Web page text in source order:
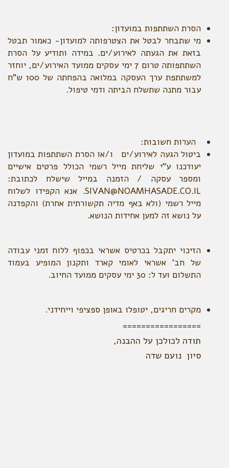
הסרת השתתפות במועדון:
מי שתבחר לבטל את הצטרפותה למועדון- כאמור תבטל
בזאת את הגעתה לאירוע/ים. במידה ותודיע על הסרת
השתתפותה טרום 7 ימי עסקים ממועד האירוע/ים, יוחזר
למשתתפת ערך העסקה במלואה בהפחתה של 100 ש"ח
עבור מתנה שתשלח הביתה ודמי טיפול.
הערות חשובות:
ביטול הגעה לאירוע/ים ו/או הסרת השתתפות במועדון
יעודכנו ע"י שליחת מייל רשמי הכולל פרטים אישיים
ומספר עסקה / הזמנה במייל שישלח לכתובת:
SIVAN@NOAMHASADE.CO.IL. אנא הקפידו לשלוח
מייל רשמי (ולא באף מדיה תקשורתית אחרת) והקפדנה
על נושא זה למען אחידות הנושא.
הזיכוי יתקבל בכרטיס אשראי בכפוף ללוח זמני עבודה
של חב' אשראי לאומי קארד ותקנון המופיע בעמוד
התשלום ועד ל: 30 ימי עסקים ממועד החיוב.
מקרים חריגים, יטופלו באופן ספציפי וייחידני.
=================
תודה לכולכן על ההבנה,
סיון נועם שדה